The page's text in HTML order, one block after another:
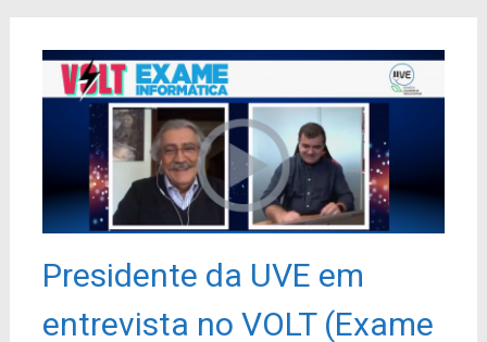
Presidente da UVE em
entrevista no VOLT (Exame